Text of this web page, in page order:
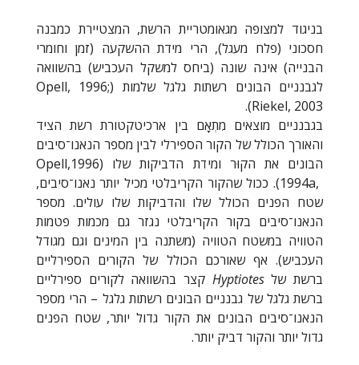
בניגוד למצופה מגאומטריית הרשת, המצטיירת כמבנה
חסכוני (פלח מעגל), הרי מידת ההשקעה (זמן וחומרי
הבנייה) אינה שונה (ביחס למשקל העכביש) בהשוואה
לגבנניים הבונים רשתות גלגל שלמות (Opell, 1996;
Riekel, 2003
).
בגבנניים מוצאים מִתְאָם בין ארכיטקטורת רשת הציד
והאורך הכולל של הקור הספירלי לבין מספר הנאנו־סיבים
הבונים את הקוּר ומידת הדביקות שלו (1996
Opell,
1994a,). ככול שהקור הקריבלטי מכיל יותר נאנו־סיבים,
שטח הפנים הכולל שלו והדביקות שלו עולים. מספר
הנאנו־סיבים בקור הקריבלטי נגזר גם מכמות פטמות
הטוויה במשטח הטוויה (משתנה בין המינים וגם מגודל
העכביש). אף שאורכם הכולל של הקורים הספירליים
ברשת שלHyptiotes קצר בהשוואה לקורים ספירליים
ברשת גלגל של גבנניים הבונים רשתות גלגל – הרי מספר
הנאנו־סיבים הבונים את הקור גדול יותר, שטח הפנים
גדול יותר והקור דביק יותר.